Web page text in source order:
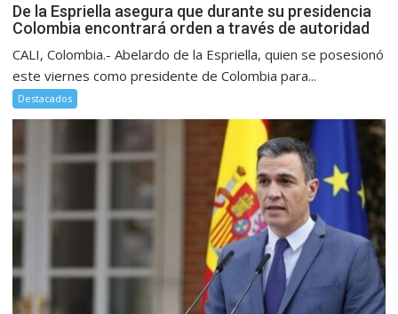
De la Espriella asegura que durante su presidencia
Colombia encontrará orden a través de autoridad
CALI, Colombia.- Abelardo de la Espriella, quien se posesionó
este viernes como presidente de Colombia para...
Destacados